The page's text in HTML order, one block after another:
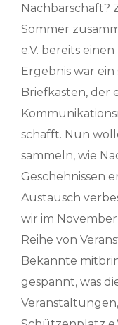
Nachbarschaft?
Sommer
e.V. bereits
Ergebnis war
Briefkasten, der
schafft. Nun
sammeln, wie
Geschehnissen
Austausch
wir im
Reihe von
Bekannte
gespannt, was